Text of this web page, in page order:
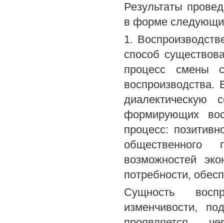
Результаты
в форме
1.
способ
процесс смены
воспроизводства.
диалектическую
формирующих
процесс:
общественного
возможностей
потребности,
Сущность
изменчивости,